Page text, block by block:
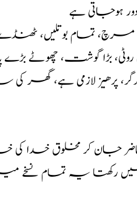
ہوجاتی ہے
تمام بوتلیں، ٹھنڈے
بڑا گوشت، چھوٹے بڑے
لازمی ہے، گھر کی
جان کر مخلوق خدا
رکھتا یہ تمام نسخے